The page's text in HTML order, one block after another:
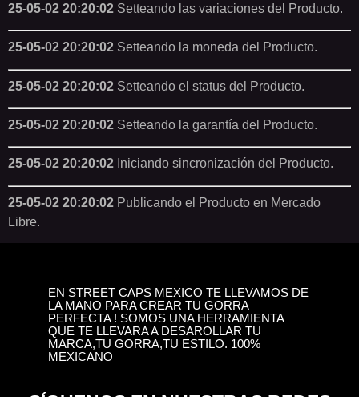
25-05-02 20:20:02 Setteando las variaciones del Producto.
25-05-02 20:20:02 Setteando la moneda del Producto.
25-05-02 20:20:02 Setteando el status del Producto.
25-05-02 20:20:02 Setteando la garantía del Producto.
25-05-02 20:20:02 Iniciando sincronización del Producto.
25-05-02 20:20:02 Publicando el Producto en Mercado
Libre.
EN STREET CAPS MEXICO TE LLEVAMOS DE
LA MANO PARA CREAR TU GORRA
PERFECTA ! SOMOS UNA HERRAMIENTA
QUE TE LLEVARA A DESAROLLAR TU
MARCA,TU GORRA,TU ESTILO. 100%
MEXICANO